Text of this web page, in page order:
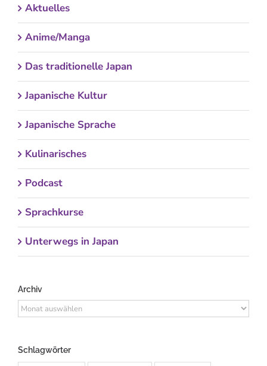
Aktuelles
Anime/Manga
Das traditionelle Japan
Japanische Kultur
Japanische Sprache
Kulinarisches
Podcast
Sprachkurse
Unterwegs in Japan
Archiv
Archiv
Schlagwörter